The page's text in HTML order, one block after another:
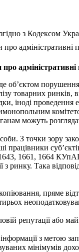
з Кодексом
про
про
об’єктом
товарних
іноді
можуть
З точки зору
працівники
1661, 1664 КУпАП
Така
пряме
репутації або
з метою
мінімумів